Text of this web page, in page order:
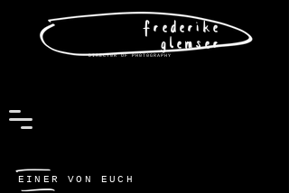
DIRECT0R OF PH0T0GRAPHY
frederike
glemser
EINER VON EUCH